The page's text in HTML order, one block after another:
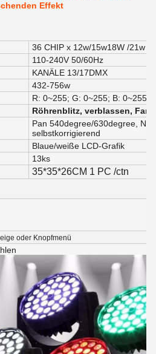
Effekt
36 CHIP x 12w/15w18W /21w
110-240V 50/60Hz
KANÄLE 13/17DMX
432-756w
R: 0~255; G: 0~255; B: 0~255,
Röhrenblitz, verblassen,
Pan 540degree/630degree,
selbstkorrigierend
Blaue/weiße LCD-Grafik
13ks
35*35*26CM 1 PC /ctn
oder Knopfmenü